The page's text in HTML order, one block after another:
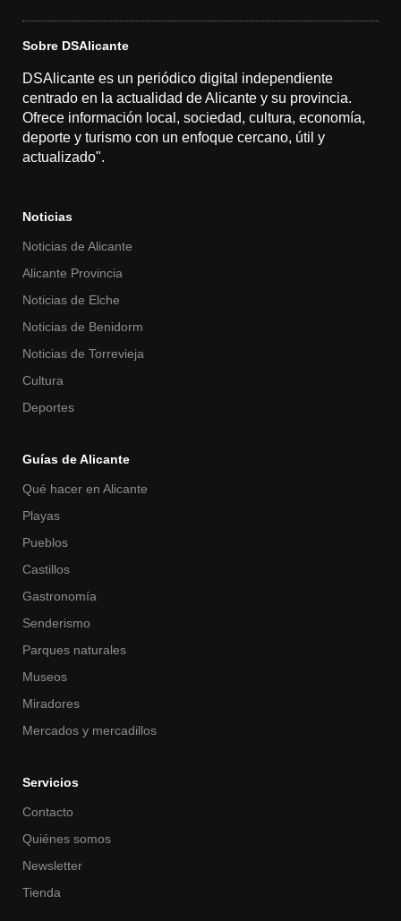
Sobre DSAlicante
DSAlicante es un periódico digital independiente
centrado en la actualidad de Alicante y su provincia.
Ofrece información local, sociedad, cultura, economía,
deporte y turismo con un enfoque cercano, útil y
actualizado".
Noticias
Noticias de Alicante
Alicante Provincia
Noticias de Elche
Noticias de Benidorm
Noticias de Torrevieja
Cultura
Deportes
Guías de Alicante
Qué hacer en Alicante
Playas
Pueblos
Castillos
Gastronomía
Senderismo
Parques naturales
Museos
Miradores
Mercados y mercadillos
Servicios
Contacto
Quiénes somos
Newsletter
Tienda